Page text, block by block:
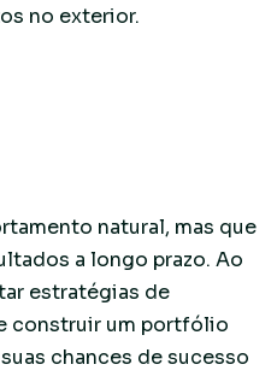
no exterior.
natural, mas que
a longo prazo. Ao
estratégias de
construir um portfólio
chances de sucesso